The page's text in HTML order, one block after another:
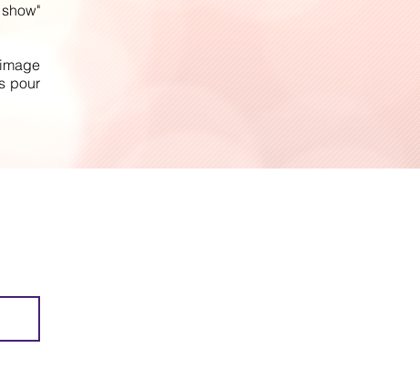
pour